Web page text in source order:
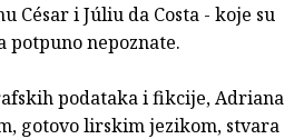
César i Júliu da Costa - koje su
nepoznate.
podataka i fikcije, Adriana
gotovo lirskim jezikom, stvara